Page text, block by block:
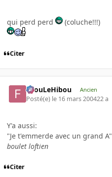
qui perd perd (coluche!!!)
Citer
FilouLeHibou Ancien
Posté(e) le 16 mars 200422 a
Y'a aussi:
"Je t'emmerde avec un grand A"
boulet loftien
Citer